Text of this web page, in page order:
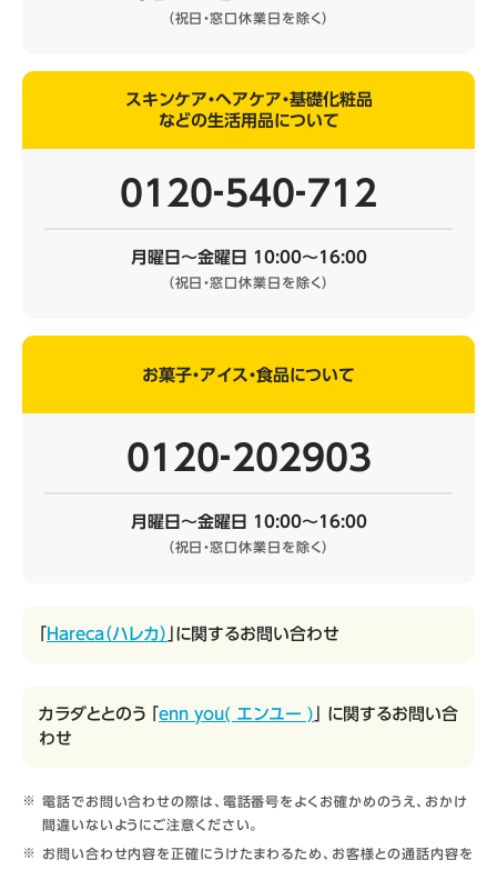
（祝日・窓口休業日を除く）
スキンケア・ヘアケア・基礎化粧品
などの生活用品について
0120‐540‐712
月曜日～金曜日 10:00～16:00
（祝日・窓口休業日を除く）
お菓子・アイス・食品について
0120‐202903
月曜日～金曜日 10:00～16:00
（祝日・窓口休業日を除く）
Hareca（ハレカ） 」に関するお問い合わせ
カラダととのう 「 enn you( エンユー ) 」 に関するお問い合
わせ
電話でお問い合わせの際は、電話番号をよくお確かめのうえ、おかけ
間違いないようにご注意ください。
お問い合わせ内容を正確にうけたまわるため、お客様との通話内容を